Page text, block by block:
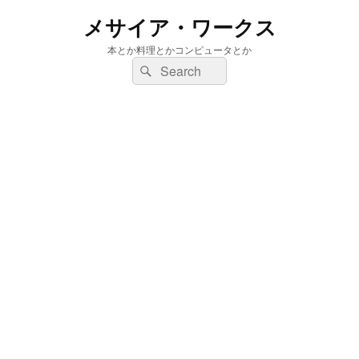
メサイア・ワークス
本とか料理とかコンピュータとか
検
索:
検
索